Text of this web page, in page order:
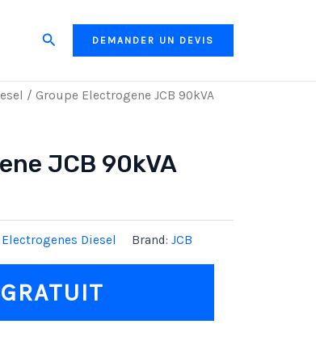
Search DEMANDER UN DEVIS
/ Groupe Electrogene JCB 90kVA
JCB 90kVA
Diesel Brand: JCB